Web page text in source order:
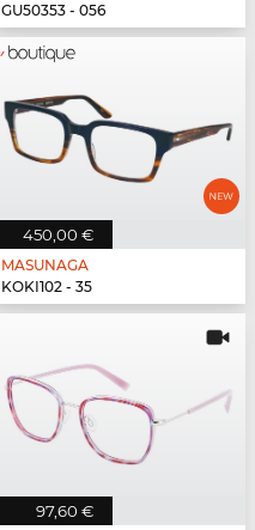
GU50353 - 056
450,00 €
MASUNAGA
KOKI102 - 35
97,60 €